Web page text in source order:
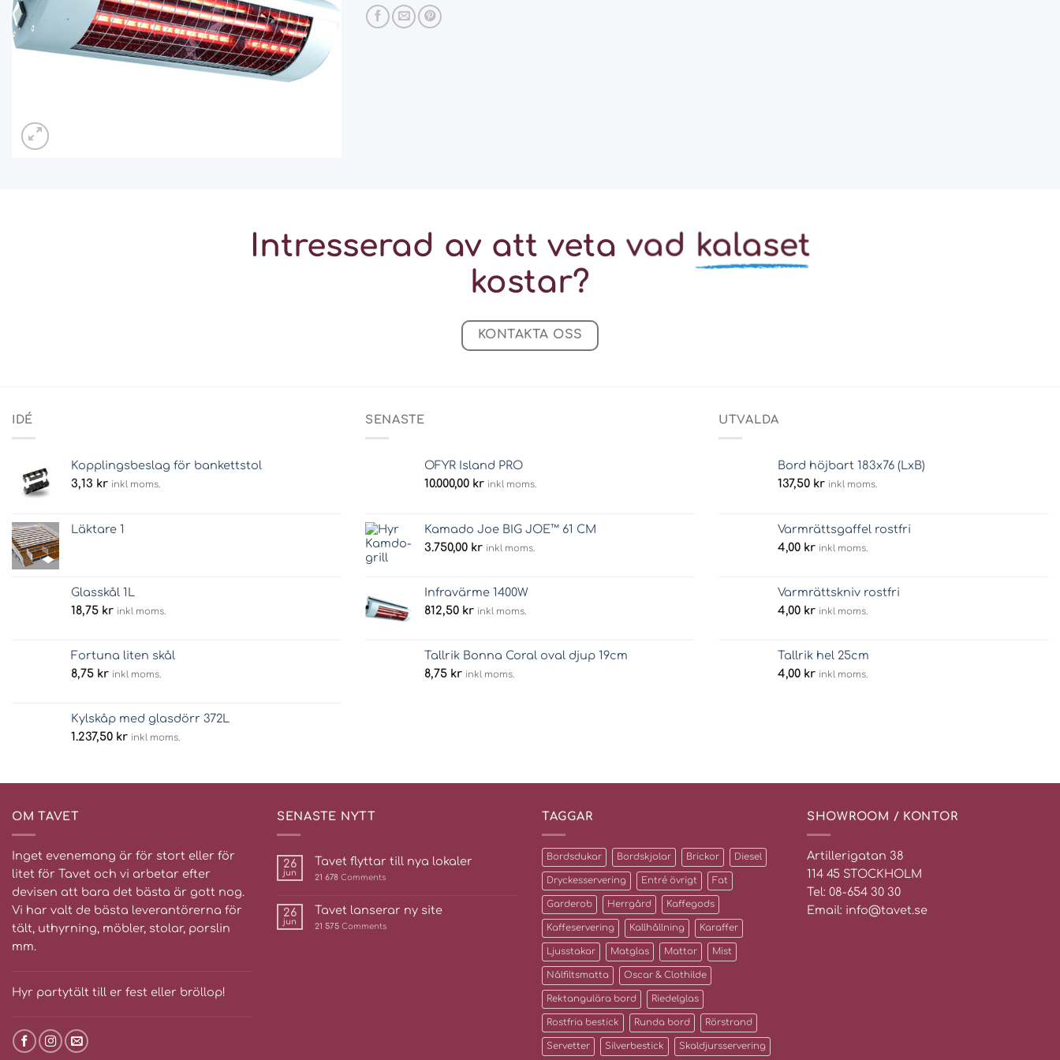
Intresserad av att veta vad kalaset
kostar?
KONTAKTA OSS
IDÉ
Kopplingsbeslag för bankettstol
3,13 kr inkl moms.
Läktare 1
Glasskål 1L
18,75 kr inkl moms.
Fortuna liten skål
8,75 kr inkl moms.
Kylskåp med glasdörr 372L
1.237,50 kr inkl moms.
SENASTE
OFYR Island PRO
10.000,00 kr inkl moms.
Kamado Joe BIG JOE™ 61 CM
3.750,00 kr inkl moms.
Infravärme 1400W
812,50 kr inkl moms.
Tallrik Bonna Coral oval djup 19cm
8,75 kr inkl moms.
UTVALDA
Bord höjbart 183x76 (LxB)
137,50 kr inkl moms.
Varmrättsgaffel rostfri
4,00 kr inkl moms.
Varmrättskniv rostfri
4,00 kr inkl moms.
Tallrik hel 25cm
4,00 kr inkl moms.
OM TAVET
Inget evenemang är för stort eller för
litet för Tavet och vi arbetar efter
devisen att bara det bästa är gott nog.
Vi har valt de bästa leverantörerna för
tält, uthyrning, möbler, stolar, porslin
mm.
Hyr partytält till er fest eller bröllop!
SENASTE NYTT
26
jun
Tavet flyttar till nya lokaler
21 678 Comments
26
jun
Tavet lanserar ny site
21 575 Comments
TAGGAR
Bordsdukar Bordskjolar Brickor Diesel
Dryckesservering Entré övrigt Fat
Garderob Herrgård Kaffegods
Kaffeservering Kallhållning Karaffer
Ljusstakar Matglas Mattor Mist
Nålfiltsmatta Oscar & Clothilde
Rektangulära bord Riedelglas
Rostfria bestick Runda bord Rörstrand
Servetter Silverbestick Skaldjursservering
SHOWROOM / KONTOR
Artillerigatan 38
114 45 STOCKHOLM
Tel: 08-654 30 30
Email: info@tavet.se